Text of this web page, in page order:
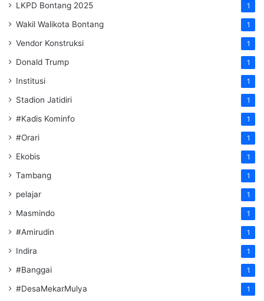
LKPD Bontang 2025 1
Wakil Walikota Bontang 1
Vendor Konstruksi 1
Donald Trump 1
Institusi 1
Stadion Jatidiri 1
#Kadis Kominfo 1
#Orari 1
Ekobis 1
Tambang 1
pelajar 1
Masmindo 1
#Amirudin 1
Indira 1
#Banggai 1
#DesaMekarMulya 1